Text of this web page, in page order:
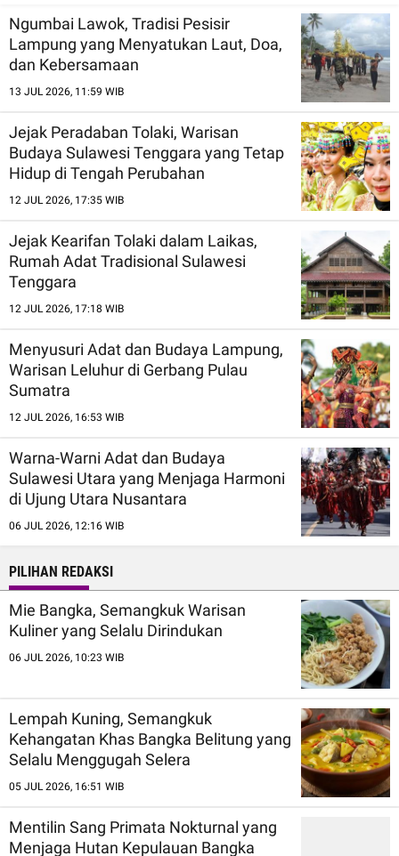
Ngumbai Lawok, Tradisi Pesisir
Lampung yang Menyatukan Laut, Doa,
dan Kebersamaan
13 JUL 2026, 11:59 WIB
Jejak Peradaban Tolaki, Warisan
Budaya Sulawesi Tenggara yang Tetap
Hidup di Tengah Perubahan
12 JUL 2026, 17:35 WIB
Jejak Kearifan Tolaki dalam Laikas,
Rumah Adat Tradisional Sulawesi
Tenggara
12 JUL 2026, 17:18 WIB
Menyusuri Adat dan Budaya Lampung,
Warisan Leluhur di Gerbang Pulau
Sumatra
12 JUL 2026, 16:53 WIB
Warna-Warni Adat dan Budaya
Sulawesi Utara yang Menjaga Harmoni
di Ujung Utara Nusantara
06 JUL 2026, 12:16 WIB
PILIHAN REDAKSI
Mie Bangka, Semangkuk Warisan
Kuliner yang Selalu Dirindukan
06 JUL 2026, 10:23 WIB
Lempah Kuning, Semangkuk
Kehangatan Khas Bangka Belitung yang
Selalu Menggugah Selera
05 JUL 2026, 16:51 WIB
Mentilin Sang Primata Nokturnal yang
Menjaga Hutan Kepulauan Bangka